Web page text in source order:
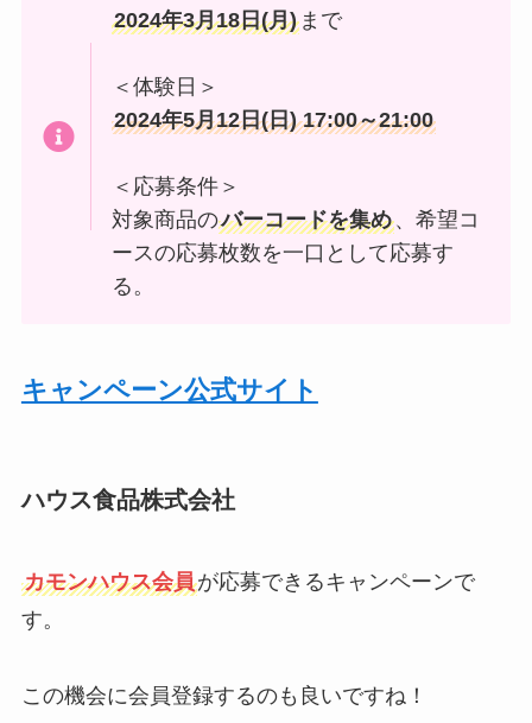
2024年3月18日(月) まで
＜体験日＞
2024年5月12日(日) 17:00～21:00
＜応募条件＞
対象商品のバーコードを集め、希望コ
ースの応募枚数を一口として応募す
る。
キャンペーン公式サイト
ハウス食品株式会社
カモンハウス会員が応募できるキャンペーンで
す。
この機会に会員登録するのも良いですね！